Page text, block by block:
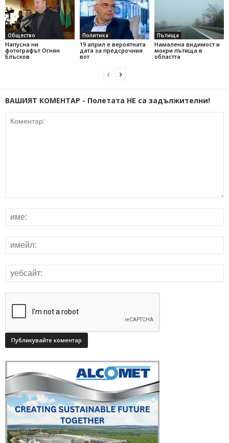
Общество
Напусна ни
фотографът Огнян
Блъсков
Политика
19 април е вероятната
дата за предсрочния
вот
Пътища
Намалена видимост и
мокри пътища в
областта
ВАШИЯТ КОМЕНТАР - Полетата НЕ са задължителни!